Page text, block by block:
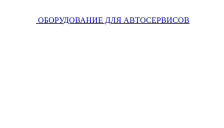
ОБОРУДОВАНИЕ ДЛЯ АВТОСЕРВИСОВ